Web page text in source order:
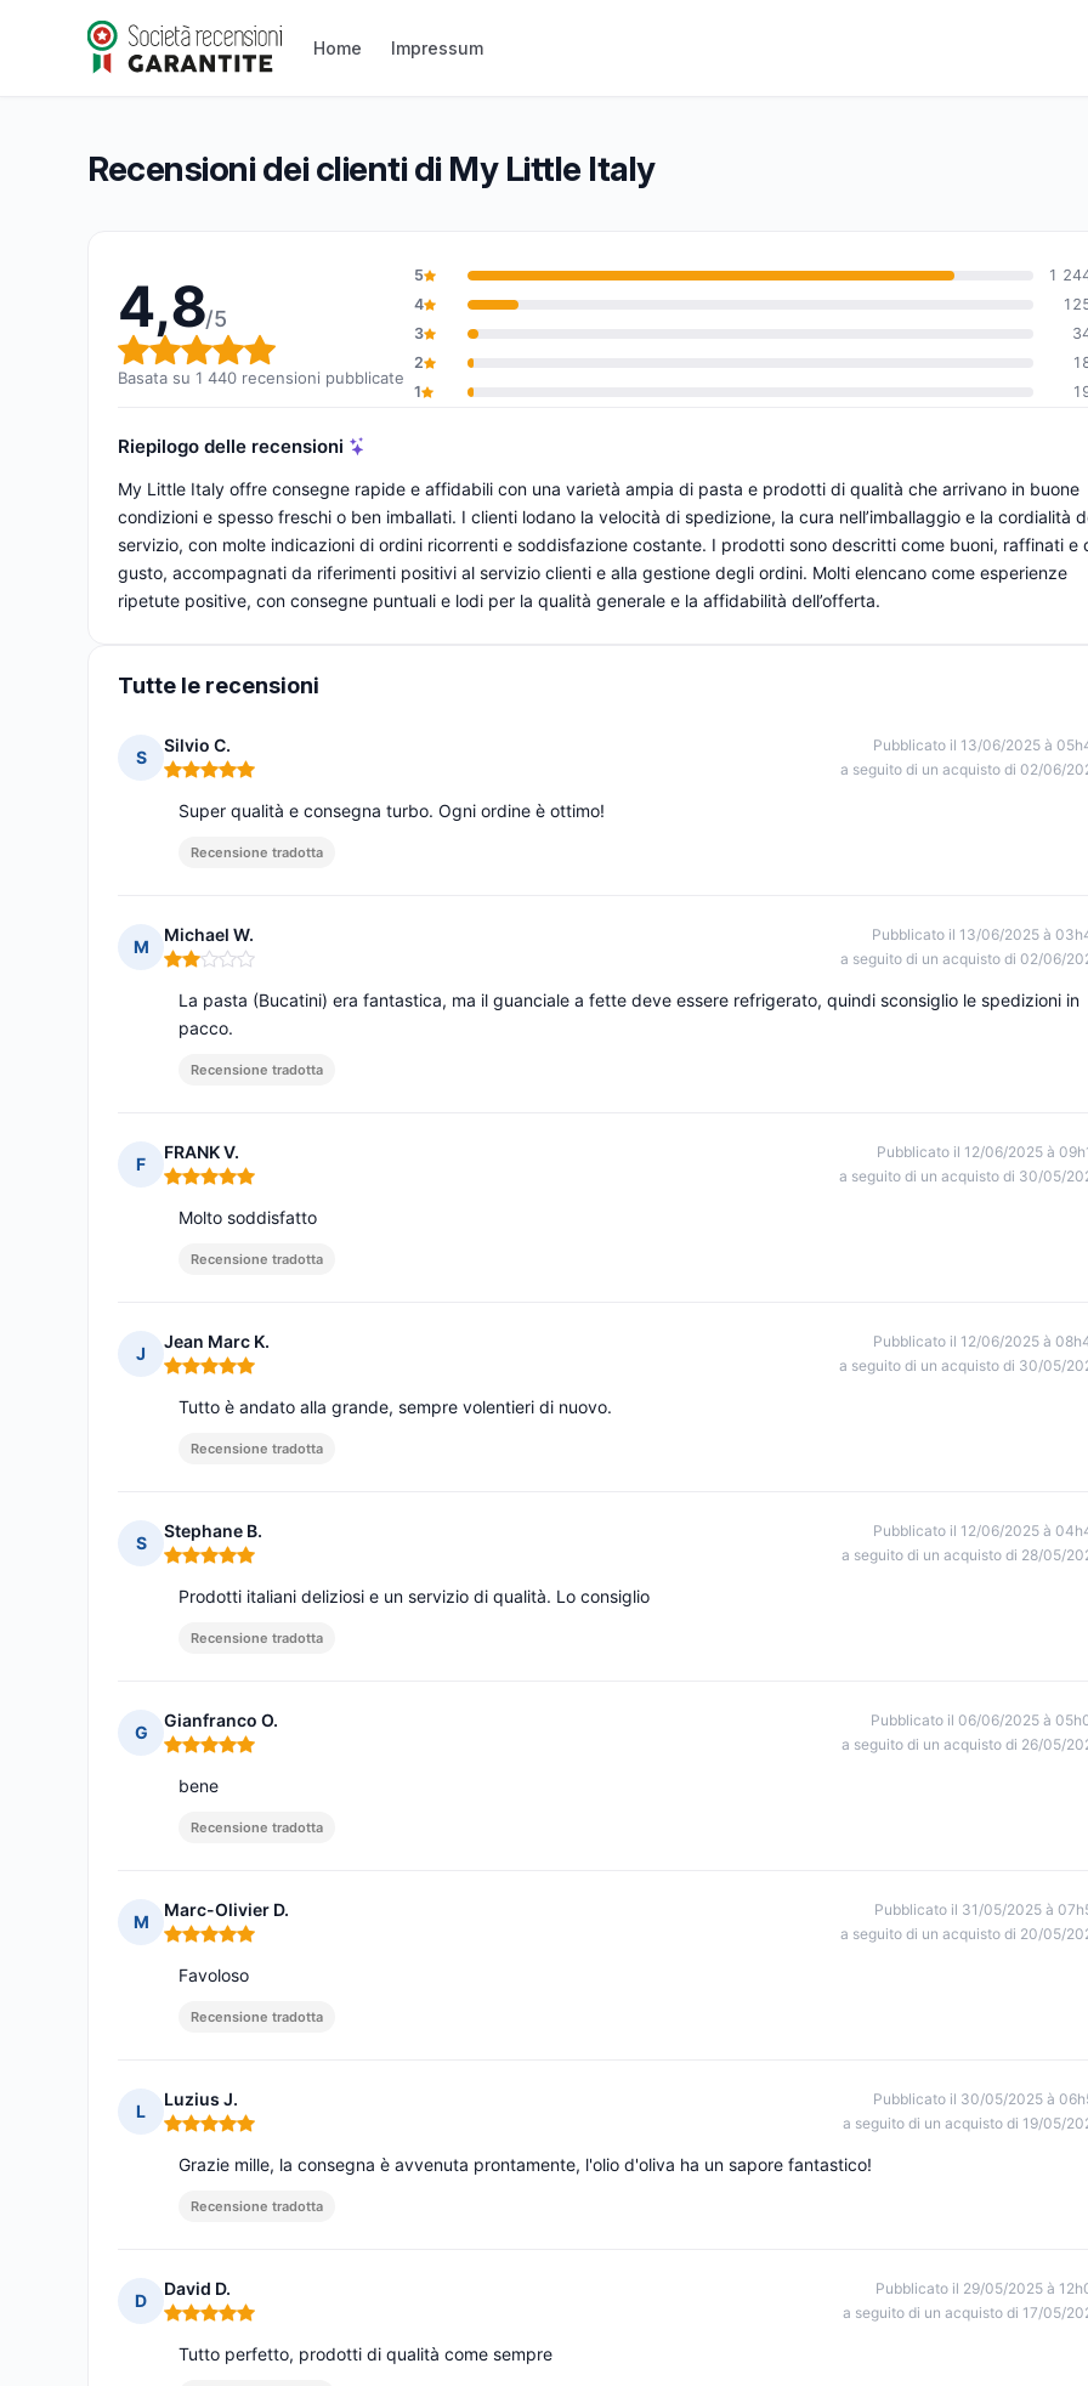
Home Impressum
My Little Italy
Valutazione globale: 4,8 su 5
4,8/5(1 440 recensioni)
Recensioni dei clienti di My Little Italy
4,8/5
Valutazione globale: 4,8 su 5
Basata su 1 440 recensioni pubblicate
5
1
4
3
2
1
Riepilogo delle recensioni
My Little Italy offre consegne rapide e affidabili con una varietà ampia di pasta e prodotti di qualità che arrivano in buone
condizioni e spesso freschi o ben imballati. I clienti lodano la velocità di spedizione, la cura nell’imballaggio e la cordialità
servizio, con molte indicazioni di ordini ricorrenti e soddisfazione costante. I prodotti sono descritti come buoni, raffinati e
gusto, accompagnati da riferimenti positivi al servizio clienti e alla gestione degli ordini. Molti elencano come esperienze
ripetute positive, con consegne puntuali e lodi per la qualità generale e la affidabilità dell’offerta.
Tutte le recensioni
S
Silvio C.
Nota: 5 su 5
Pubblicato il 13/06/2025 à
a seguito di un acquisto di 02/06/
Super qualità e consegna turbo. Ogni ordine è ottimo!
Recensione tradotta
M
Michael W.
Nota: 2 su 5
Pubblicato il 13/06/2025 à
a seguito di un acquisto di 02/06/
La pasta (Bucatini) era fantastica, ma il guanciale a fette deve essere refrigerato, quindi sconsiglio le spedizioni in
pacco.
Recensione tradotta
F
FRANK V.
Nota: 5 su 5
Pubblicato il 12/06/2025 à
a seguito di un acquisto di 30/05/
Molto soddisfatto
Recensione tradotta
J
Jean Marc K.
Nota: 5 su 5
Pubblicato il 12/06/2025 à
a seguito di un acquisto di 30/05/
Tutto è andato alla grande, sempre volentieri di nuovo.
Recensione tradotta
S
Stephane B.
Nota: 5 su 5
Pubblicato il 12/06/2025 à
a seguito di un acquisto di 28/05/
Prodotti italiani deliziosi e un servizio di qualità. Lo consiglio
Recensione tradotta
G
Gianfranco O.
Nota: 5 su 5
Pubblicato il 06/06/2025 à
a seguito di un acquisto di 26/05/
bene
Recensione tradotta
M
Marc-Olivier D.
Nota: 5 su 5
Pubblicato il 31/05/2025 à
a seguito di un acquisto di 20/05/
Favoloso
Recensione tradotta
L
Luzius J.
Nota: 5 su 5
Pubblicato il 30/05/2025 à
a seguito di un acquisto di 19/05/
Grazie mille, la consegna è avvenuta prontamente, l'olio d'oliva ha un sapore fantastico!
Recensione tradotta
D
David D.
Nota: 5 su 5
Pubblicato il 29/05/2025 à
a seguito di un acquisto di 17/05/
Tutto perfetto, prodotti di qualità come sempre